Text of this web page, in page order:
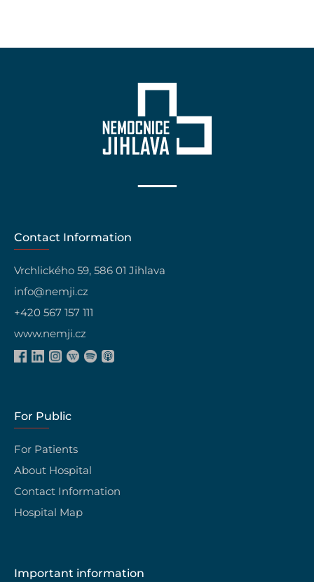
Contact Information
Vrchlického 59, 586 01 Jihlava
info@nemji.cz
+420 567 157 111
www.nemji.cz
For Public
For Patients
About Hospital
Contact Information
Hospital Map
Important information